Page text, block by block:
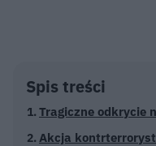
Spis treści
Tragiczne odkrycie
Akcja